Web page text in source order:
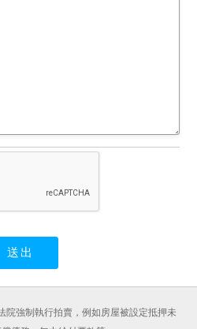
院強制執行拍賣，例如房屋被設定抵押未